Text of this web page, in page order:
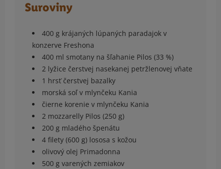
Suroviny
400 g krájaných lúpaných paradajok v
konzerve Freshona
400 ml smotany na šľahanie Pilos (33 %)
2 lyžice čerstvej nasekanej petržlenovej vňate
1 hrsť čerstvej bazalky
morská soľ v mlynčeku Kania
čierne korenie v mlynčeku Kania
2 mozzarelly Pilos (250 g)
200 g mladého špenátu
4 filety (600 g) lososa s kožou
olivový olej Primadonna
500 g varených zemiakov